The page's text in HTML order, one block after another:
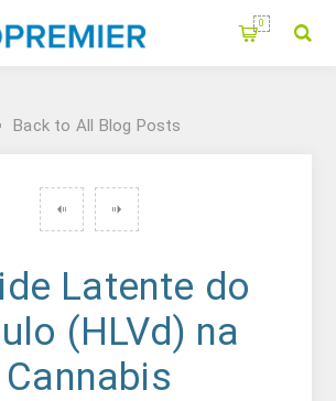
0
Back to All Blog Posts
Latente do
(HLVd) na
Cannabis